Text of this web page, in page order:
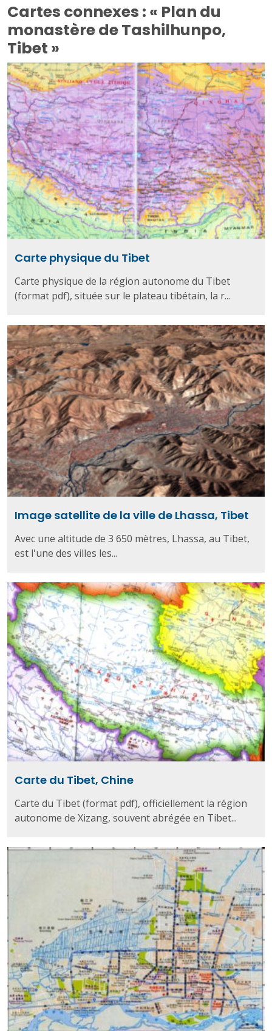
Cartes connexes : « Plan du
monastère de Tashilhunpo,
Tibet »
Carte physique du Tibet
Carte physique de la région autonome du Tibet
(format pdf), située sur le plateau tibétain, la r...
Image satellite de la ville de Lhassa, Tibet
Avec une altitude de 3 650 mètres, Lhassa, au Tibet,
est l'une des villes les...
Carte du Tibet, Chine
Carte du Tibet (format pdf), officiellement la région
autonome de Xizang, souvent abrégée en Tibet...